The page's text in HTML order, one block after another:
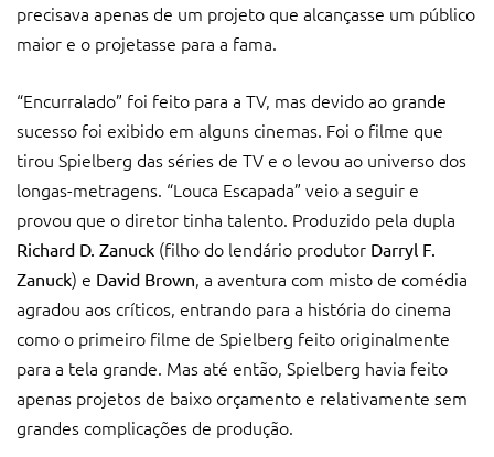
precisava apenas de um projeto que alcançasse um público
maior e o projetasse para a fama.
“Encurralado” foi feito para a TV, mas devido ao grande
sucesso foi exibido em alguns cinemas. Foi o filme que
tirou Spielberg das séries de TV e o levou ao universo dos
longas-metragens. “Louca Escapada” veio a seguir e
provou que o diretor tinha talento. Produzido pela dupla
Richard D. Zanuck (filho do lendário produtor Darryl F.
Zanuck) e David Brown, a aventura com misto de comédia
agradou aos críticos, entrando para a história do cinema
como o primeiro filme de Spielberg feito originalmente
para a tela grande. Mas até então, Spielberg havia feito
apenas projetos de baixo orçamento e relativamente sem
grandes complicações de produção.